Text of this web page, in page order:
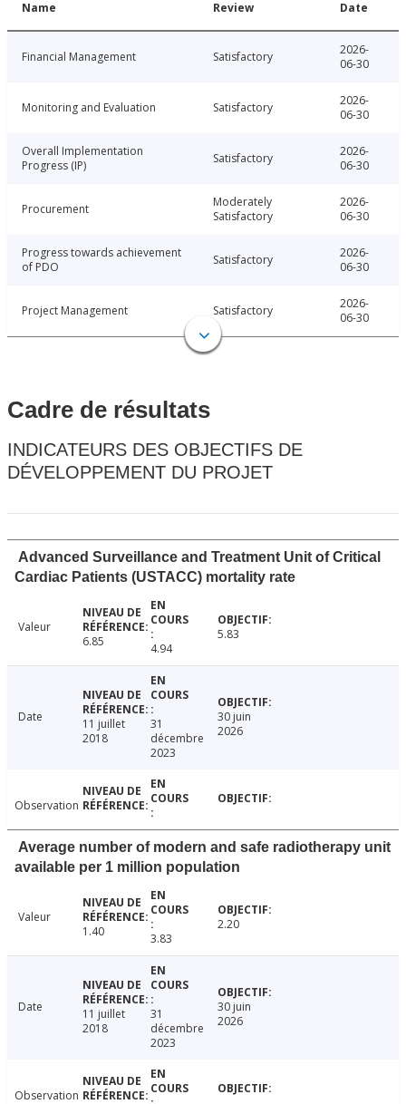
Name Review Date
Financial Management Satisfactory
2026-
06-30
Monitoring and Evaluation Satisfactory
2026-
06-30
Overall Implementation
Progress (IP)
Satisfactory
2026-
06-30
Procurement
Moderately
Satisfactory
2026-
06-30
Progress towards achievement
of PDO
Satisfactory
2026-
06-30
Project Management Satisfactory
2026-
06-30
Cadre de résultats
INDICATEURS DES OBJECTIFS DE
DÉVELOPPEMENT DU PROJET
Advanced Surveillance and Treatment Unit of Critical
Cardiac Patients (USTACC) mortality rate
Valeur
6.85
4.94
5.83
Date
11 juillet
2018
31
décembre
2023
30 juin
2026
Observation
Average number of modern and safe radiotherapy unit
available per 1 million population
Valeur
1.40
3.83
2.20
Date
11 juillet
2018
31
décembre
2023
30 juin
2026
Observation